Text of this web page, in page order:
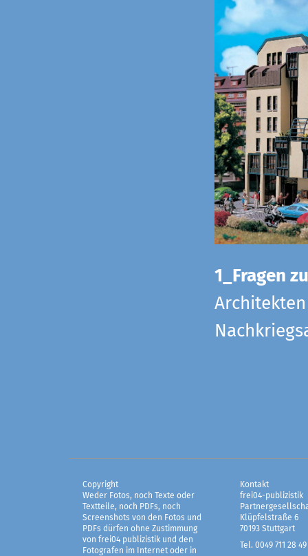
1_Fragen
Copyright
Weder Fotos, noch Texte oder
Textteile, noch PDFs, noch
Screenshots von den Fotos und
PDFs dürfen ohne Zustimmung
von frei04 publizistik und den
Fotografen im Internet oder in
Kontakt
frei04-publizistik
Klüpfelstraße 6
70193 Stuttgart
Tel. 0049 711 28 49